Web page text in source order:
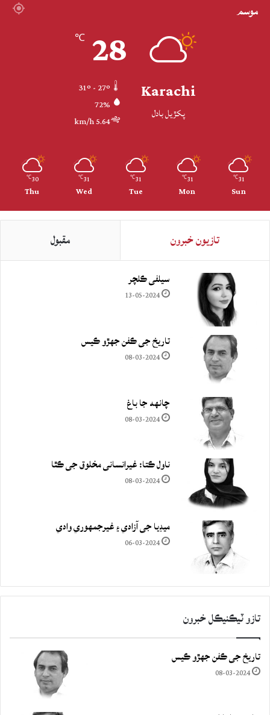
موسم
Karachi
پکڙيل بادل
28
℃
72%
5.64 km/h
31
℃
Sun
31
℃
Mon
31
℃
Tue
31
℃
Wed
30
℃
Thu
تازيون خبرون مقبول
سيلفي ڪلچر
13-05-2024
تاريخ جي ڪفن جھڙو ڪيس
08-03-2024
چانهه جا باغ
08-03-2024
ناول ڪتا: غيرانساني مخلوق جي ڪٿا
08-03-2024
ميڊيا جي آزادي ۽ غيرجمھوري وادي
06-03-2024
تازو ٽيڪنيڪل خبرون
تاريخ جي ڪفن جھڙو ڪيس
08-03-2024